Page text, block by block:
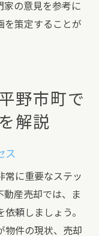
家の意見を参考に
を策定することが
野市町で
解説
ス
常に重要なステッ
動産売却では、ま
頼しましょう。
物件の現状、売却